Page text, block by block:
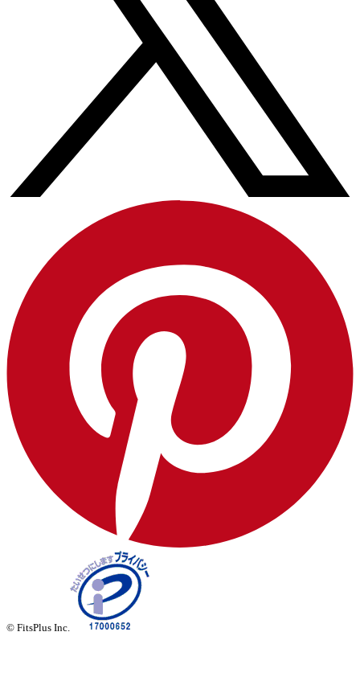
© FitsPlus Inc.